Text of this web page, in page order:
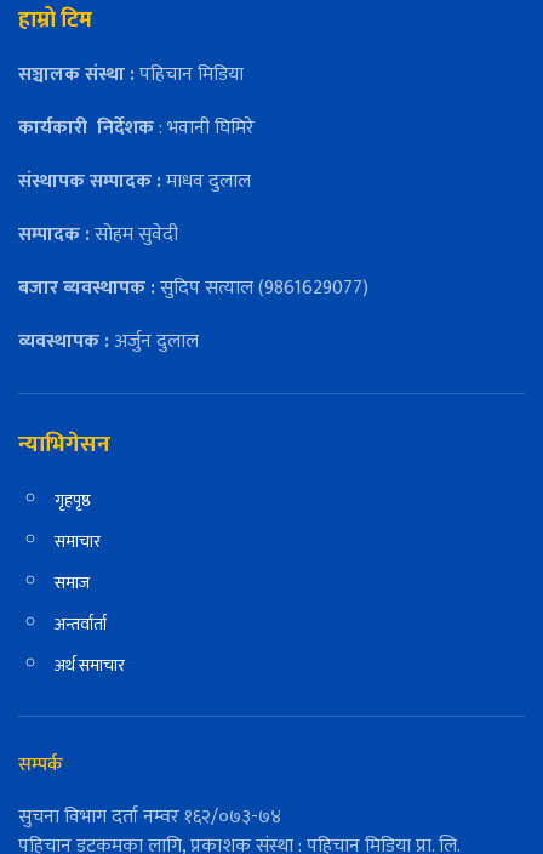
हाम्रो टिम
सञ्चालक संस्था :पहिचान मिडिया
कार्यकारी निर्देशक: भवानी घिमिरे
संस्थापक सम्पादक :माधव दुलाल
सम्पादक :सोहम सुवेदी
बजार ब्यवस्थापक :सुदिप सत्याल (9861629077)
व्यवस्थापक :अर्जुन दुलाल
न्याभिगेसन
गृहपृष्ठ
समाचार
समाज
अन्तर्वार्ता
अर्थ समाचार
सम्पर्क
सुचना विभाग दर्ता नम्वर १६२/०७३-७४
पहिचान डटकमका लागि, प्रकाशक संस्था : पहिचान मिडिया प्रा. लि.